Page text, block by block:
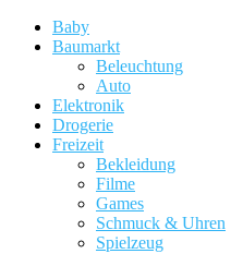
Baby
Baumarkt
Beleuchtung
Auto
Elektronik
Drogerie
Freizeit
Bekleidung
Filme
Games
Schmuck & Uhren
Spielzeug